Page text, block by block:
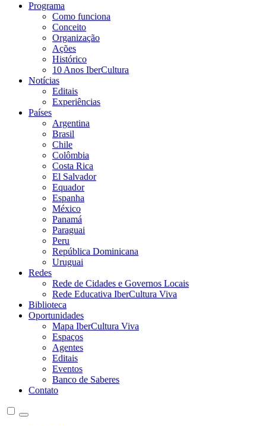
Programa
Como funciona
Conceito
Organização
Ações
Histórico
10 Anos IberCultura
Notícias
Editais
Experiências
Países
Argentina
Brasil
Chile
Colômbia
Costa Rica
El Salvador
Equador
Espanha
México
Panamá
Paraguai
Peru
República Dominicana
Uruguai
Redes
Rede de Cidades e Governos Locais
Rede Educativa IberCultura Viva
Biblioteca
Oportunidades
Mapa IberCultura Viva
Espaços
Agentes
Editais
Eventos
Banco de Saberes
Contato